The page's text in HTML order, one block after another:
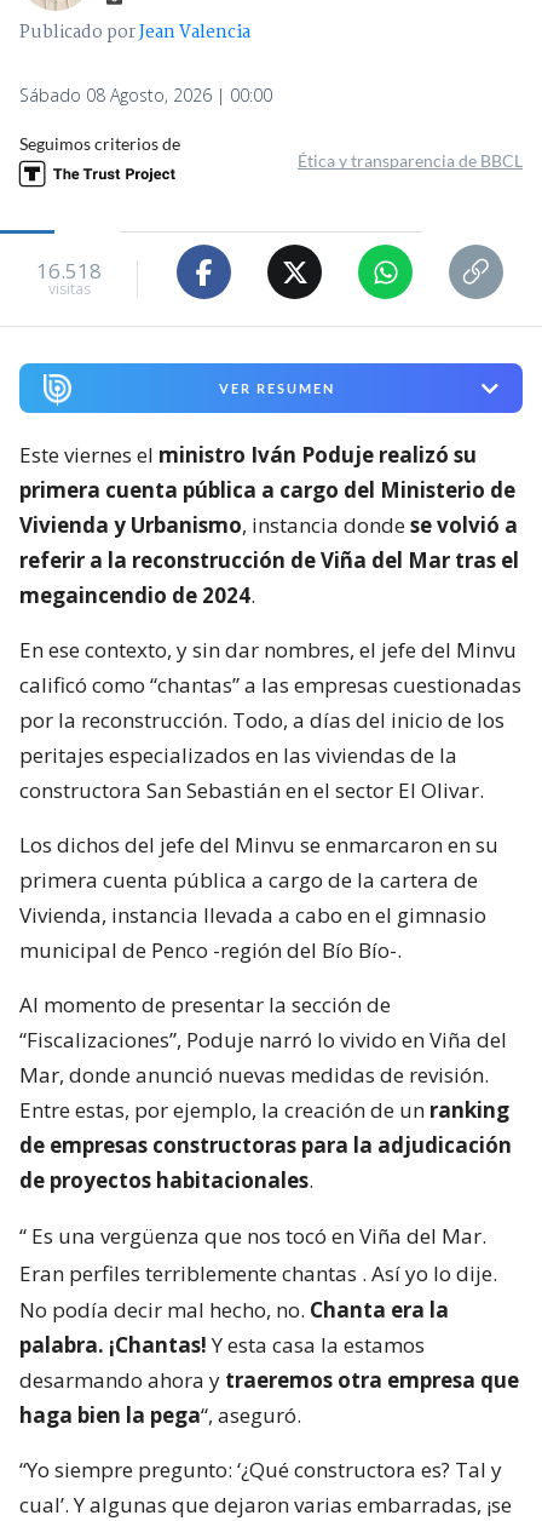
Publicado porJean Valencia
Sábado 08 Agosto, 2026 | 00:00
Seguimos criterios de
Ética y transparencia de BBCL
16.518
visitas
VER RESUMEN
Este viernes el ministro Iván Poduje realizó su
primera cuenta pública a cargo del Ministerio de
Vivienda y Urbanismo, instancia dondese volvió a
referir a la reconstrucción de Viña del Mar tras el
megaincendio de 2024.
En ese contexto, y sin dar nombres, el jefe del Minvu
calificó como “chantas” a las empresas cuestionadas
por la reconstrucción. Todo, a días del inicio de los
peritajes especializados en las viviendas de la
constructora San Sebastián en el sector El Olivar.
Los dichos del jefe del Minvu se enmarcaron en su
primera cuenta pública a cargo de la cartera de
Vivienda, instancia llevada a cabo en el gimnasio
municipal de Penco -región del Bío Bío-.
Al momento de presentar la sección de
“Fiscalizaciones”, Poduje narró lo vivido en Viña del
Mar, donde anunció nuevas medidas de revisión.
Entre estas, por ejemplo, la creación de un ranking
de empresas constructoras para la adjudicación
de proyectos habitacionales.
“ Es una vergüenza que nos tocó en Viña del Mar.
Eran perfiles terriblemente chantas . Así yo lo dije.
No podía decir mal hecho, no. Chanta era la
palabra. ¡Chantas!Y esta casa la estamos
desarmando ahora y traeremos otra empresa que
haga bien la pega“, aseguró.
“Yo siempre pregunto: ‘¿Qué constructora es? Tal y
cual’. Y algunas que dejaron varias embarradas, ¡se